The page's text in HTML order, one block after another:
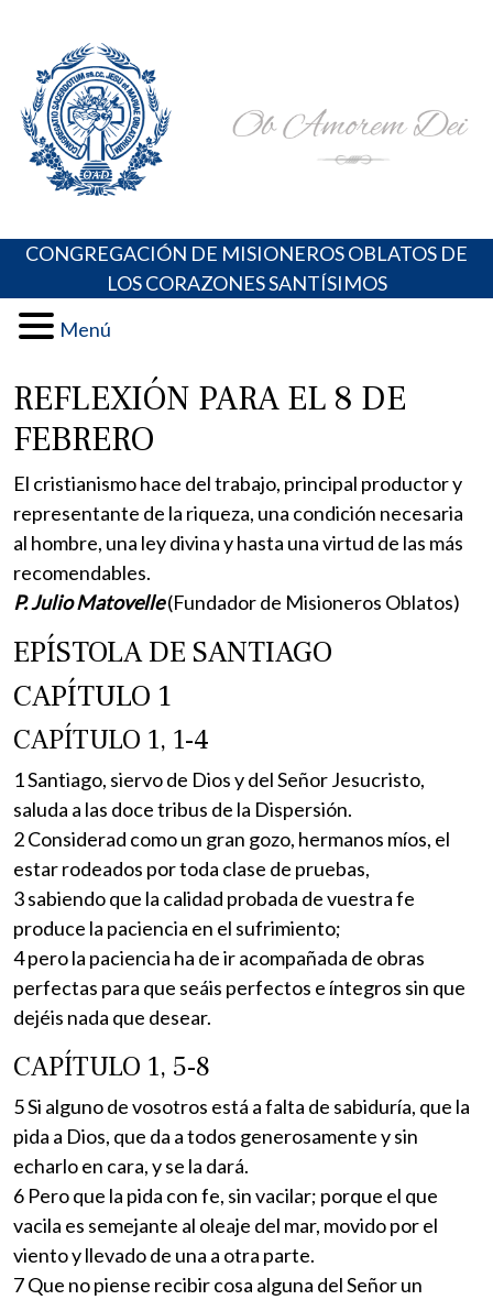
content
Portal de los Padres Oblatos. Advocaciones Marianas,
Oraciones, Música religiosa y más
CONGREGACIÓN DE MISIONEROS OBLATOS DE
LOS CORAZONES SANTÍSIMOS
Menú
REFLEXIÓN PARA EL 8 DE
FEBRERO
El cristianismo hace del trabajo, principal productor y
representante de la riqueza, una condición necesaria
al hombre, una ley divina y hasta una virtud de las más
recomendables.
P. Julio Matovelle(Fundador de Misioneros Oblatos)
EPÍSTOLA DE SANTIAGO
CAPÍTULO 1
CAPÍTULO 1, 1-4
1 Santiago, siervo de Dios y del Señor Jesucristo,
saluda a las doce tribus de la Dispersión.
2 Considerad como un gran gozo, hermanos míos, el
estar rodeados por toda clase de pruebas,
3 sabiendo que la calidad probada de vuestra fe
produce la paciencia en el sufrimiento;
4 pero la paciencia ha de ir acompañada de obras
perfectas para que seáis perfectos e íntegros sin que
dejéis nada que desear.
CAPÍTULO 1, 5-8
5 Si alguno de vosotros está a falta de sabiduría, que la
pida a Dios, que da a todos generosamente y sin
echarlo en cara, y se la dará.
6 Pero que la pida con fe, sin vacilar; porque el que
vacila es semejante al oleaje del mar, movido por el
viento y llevado de una a otra parte.
7 Que no piense recibir cosa alguna del Señor un